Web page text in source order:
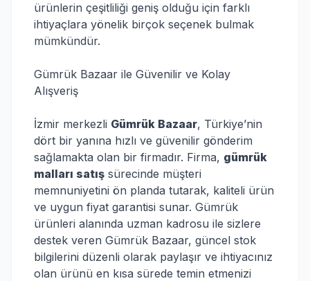
ürünlerin çeşitliliği geniş olduğu için farklı
ihtiyaçlara yönelik birçok seçenek bulmak
mümkündür.
Gümrük Bazaar ile Güvenilir ve Kolay
Alışveriş
İzmir merkezli Gümrük Bazaar, Türkiye’nin
dört bir yanına hızlı ve güvenilir gönderim
sağlamakta olan bir firmadır. Firma, gümrük
malları satış sürecinde müşteri
memnuniyetini ön planda tutarak, kaliteli ürün
ve uygun fiyat garantisi sunar. Gümrük
ürünleri alanında uzman kadrosu ile sizlere
destek veren Gümrük Bazaar, güncel stok
bilgilerini düzenli olarak paylaşır ve ihtiyacınız
olan ürünü en kısa sürede temin etmenizi